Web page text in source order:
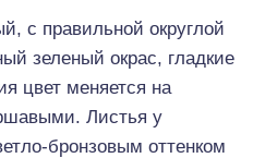
с правильной округлой
зеленый окрас, гладкие
цвет меняется на
Листья у
бронзовым оттенком